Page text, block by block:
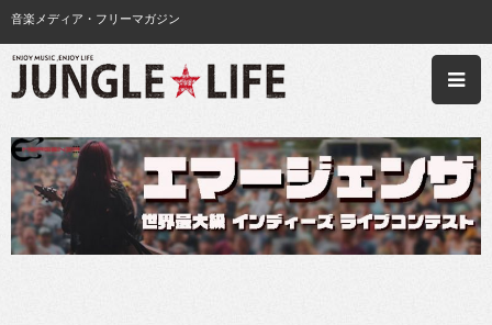
音楽メディア・フリーマガジン